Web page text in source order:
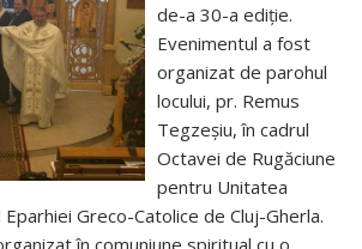
de-a 30-a ediție.
Evenimentul a fost
organizat de parohul
locului, pr. Remus
Tegzeșiu, în cadrul
Octavei de Rugăciune
pentru Unitatea
Greco-Catolice de Cluj-Gherla.